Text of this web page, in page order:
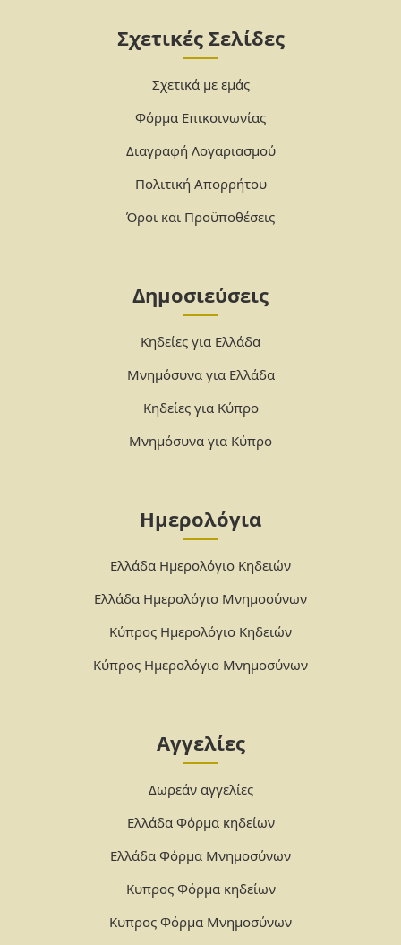
Σχετικές Σελίδες
Σχετικά με εμάς
Φόρμα Επικοινωνίας
Διαγραφή Λογαριασμού
Πολιτική Απορρήτου
Όροι και Προϋποθέσεις
Δημοσιεύσεις
Κηδείες για Ελλάδα
Μνημόσυνα για Ελλάδα
Κηδείες για Κύπρο
Μνημόσυνα για Κύπρο
Ημερολόγια
Ελλάδα Ημερολόγιο Κηδειών
Ελλάδα Ημερολόγιο Μνημοσύνων
Κύπρος Ημερολόγιο Κηδειών
Κύπρος Ημερολόγιο Μνημοσύνων
Αγγελίες
Δωρεάν αγγελίες
Ελλάδα Φόρμα κηδείων
Ελλάδα Φόρμα Μνημοσύνων
Κυπρος Φόρμα κηδείων
Κυπρος Φόρμα Μνημοσύνων